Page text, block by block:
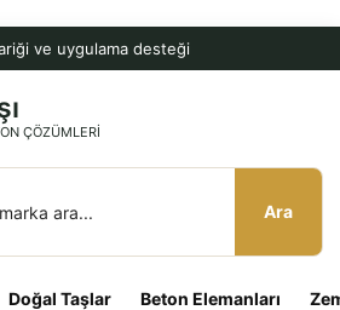
ve uygulama desteği
ÇÖZÜMLERI
Ara
Doğal Taşlar Beton Elemanları